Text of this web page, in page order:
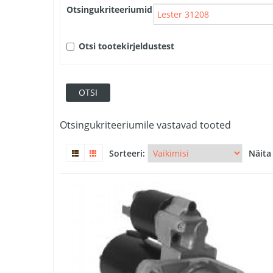
Otsingukriteeriumid
Otsi tootekirjeldustest
Otsingukriteeriumile vastavad tooted
Sorteeri: Näita